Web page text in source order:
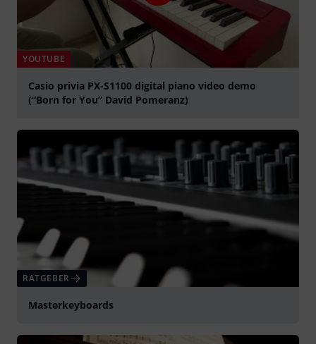
YOUTUBE
Casio privia PX-S1100 digital piano video demo
(“Born for You” David Pomeranz)
RATGEBER
Masterkeyboards